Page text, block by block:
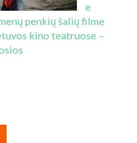
e
penkių šalių filme
kino teatruose –